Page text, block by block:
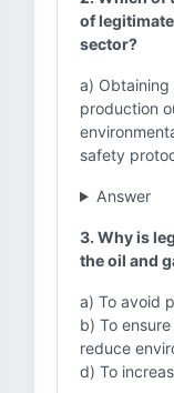
of
sector?
a)
production
safety
Answer
3. Why is
the oil and
a) To avoid
b) To
reduce
d) To